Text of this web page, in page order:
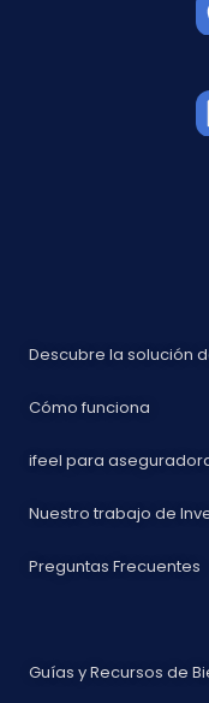
Descubre la solución
Cómo funciona
ifeel para
Nuestro trabajo de
Preguntas Frecuentes
Guías y Recursos de